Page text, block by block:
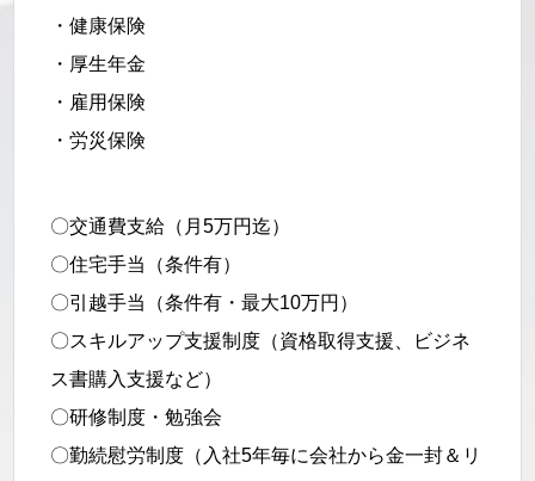
・健康保険
・厚生年金
・雇用保険
・労災保険
〇交通費支給（月5万円迄）
〇住宅手当（条件有）
〇引越手当（条件有・最大10万円）
〇スキルアップ支援制度（資格取得支援、ビジネ
ス書購入支援など）
〇研修制度・勉強会
〇勤続慰労制度（入社5年毎に会社から金一封＆リ